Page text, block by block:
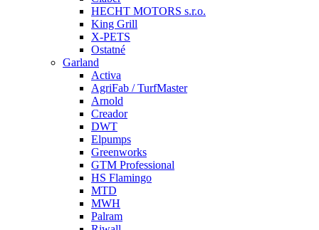
HECHT MOTORS s.r.o.
King Grill
X-PETS
Ostatné
Garland
Activa
AgriFab / TurfMaster
Arnold
Creador
DWT
Elpumps
Greenworks
GTM Professional
HS Flamingo
MTD
MWH
Palram